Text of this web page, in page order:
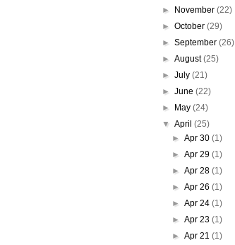
►
November (22)
► October (29)
► September (26)
► August(25)
► July (21)
► June (22)
►
May (24)
▼ April (25)
►Apr 30(1)
►Apr 29(1)
►Apr 28(1)
►Apr 26(1)
►Apr 24(1)
►Apr 23(1)
►Apr 21(1)